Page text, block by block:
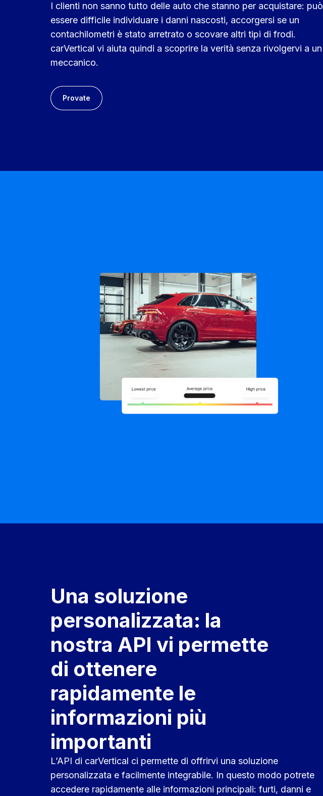
I clienti non sanno tutto delle auto che stanno per acquistare: può
essere difficile individuare i danni nascosti, accorgersi se un
contachilometri è stato arretrato o scovare altri tipi di frodi.
carVertical vi aiuta quindi a scoprire la verità senza rivolgervi a un
meccanico.
Provate
Una soluzione
personalizzata: la
nostra API vi permette
di ottenere
rapidamente le
informazioni più
importanti
L’API di carVertical ci permette di offrirvi una soluzione
personalizzata e facilmente integrabile. In questo modo potrete
accedere rapidamente alle informazioni principali: furti, danni e